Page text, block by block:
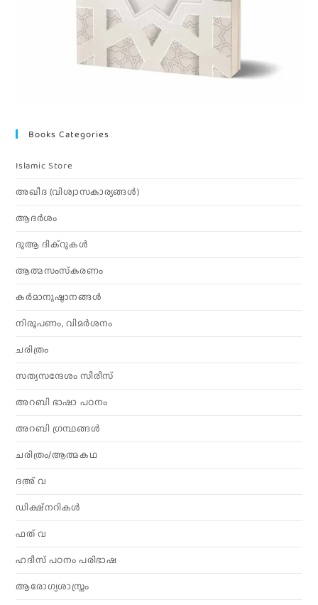
Books Categories
Islamic Store
അഖീദ (വിശ്വാസകാര്യങ്ങള്‍)
ആദര്‍ശം
ദുആ ദിക്റുകൾ
ആത്മസംസ്‌കരണം
കര്‍മാനുഷ്ഠാനങ്ങള്‍
നിരൂപണം, വിമര്‍ശനം
ചരിത്രം
സത്യസന്ദേശം സീരീസ്
അറബി ഭാഷാ പഠനം
അറബി ഗ്രന്ഥങ്ങൾ
ചരിത്രം/ആത്മകഥ
ദഅ് വ
ഡിക്ഷ്നറികൾ
ഫത് വ
ഹദീസ് പഠനം പരിഭാഷ
ആരോഗ്യശാസ്ത്രം